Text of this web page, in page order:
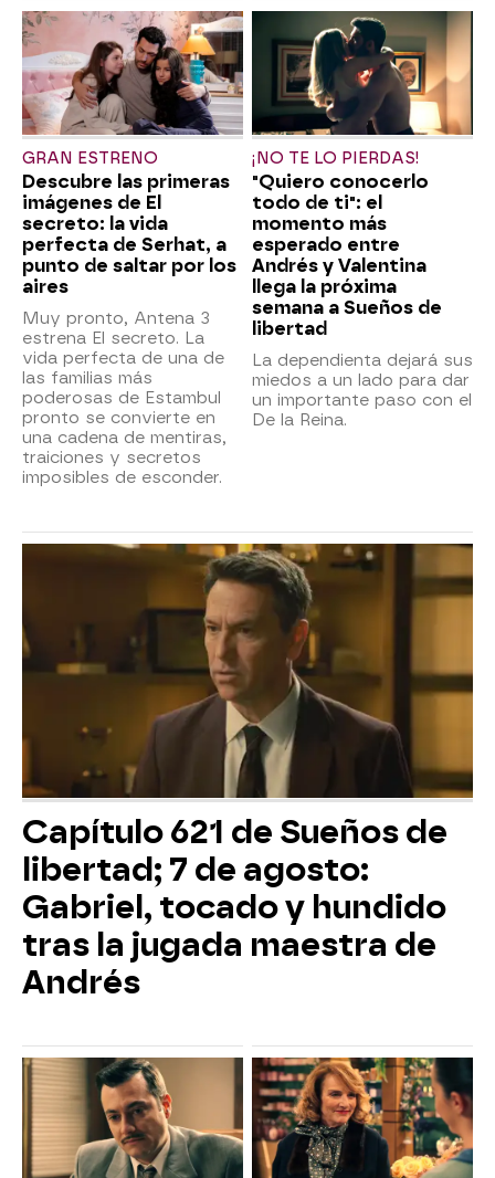
GRAN ESTRENO
Descubre las primeras
imágenes de El
secreto: la vida
perfecta de Serhat, a
punto de saltar por los
aires
Muy pronto, Antena 3
estrena El secreto. La
vida perfecta de una de
las familias más
poderosas de Estambul
pronto se convierte en
una cadena de mentiras,
traiciones y secretos
imposibles de esconder.
¡NO TE LO PIERDAS!
"Quiero conocerlo
todo de ti": el
momento más
esperado entre
Andrés y Valentina
llega la próxima
semana a Sueños de
libertad
La dependienta dejará sus
miedos a un lado para dar
un importante paso con el
De la Reina.
Capítulo 621 de Sueños de
libertad; 7 de agosto:
Gabriel, tocado y hundido
tras la jugada maestra de
Andrés